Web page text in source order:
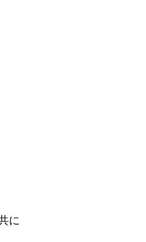
に